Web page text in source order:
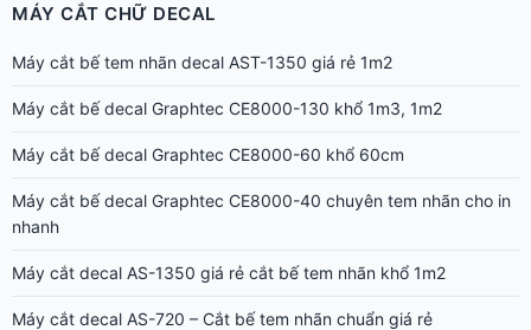
MÁY CẮT CHỮ DECAL
Máy cắt bế tem nhãn decal AST-1350 giá rẻ 1m2
Máy cắt bế decal Graphtec CE8000-130 khổ 1m3, 1m2
Máy cắt bế decal Graphtec CE8000-60 khổ 60cm
Máy cắt bế decal Graphtec CE8000-40 chuyên tem nhãn cho in
nhanh
Máy cắt decal AS-1350 giá rẻ cắt bế tem nhãn khổ 1m2
Máy cắt decal AS-720 – Cắt bế tem nhãn chuẩn giá rẻ